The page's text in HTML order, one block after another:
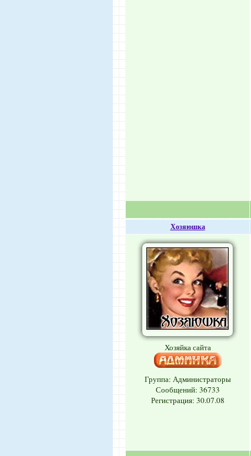
Хозяюшка
Хозяйка сайта
Группа: Администраторы
Сообщений: 36733
Регистрация: 30.07.08